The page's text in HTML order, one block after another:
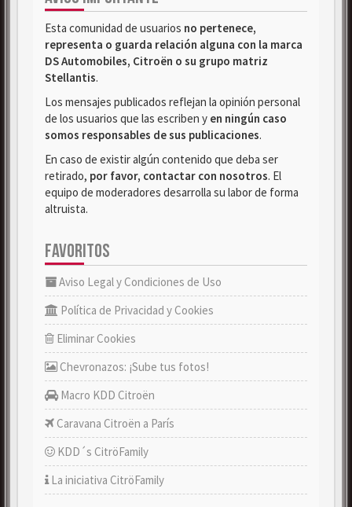
Esta comunidad de usuarios no pertenece,
representa o guarda relación alguna con la marca
DS Automobiles, Citroën o su grupo matriz
Stellantis.
Los mensajes publicados reflejan la opinión personal
de los usuarios que las escriben y en ningún caso
somos responsables de sus publicaciones.
En caso de existir algún contenido que deba ser
retirado, por favor, contactar con nosotros. El
equipo de moderadores desarrolla su labor de forma
altruista.
FAVORITOS
Aviso Legal y Condiciones de Uso
Política de Privacidad y Cookies
Eliminar Cookies
Chevronazos: ¡Sube tus fotos!
Macro KDD Citroën
Caravana Citroën a París
KDD´s CitröFamily
La iniciativa CitröFamily